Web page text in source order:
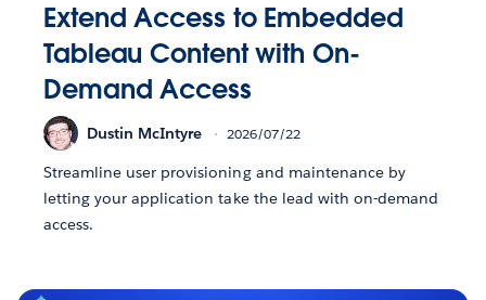
Extend Access to Embedded
Tableau Content with On-
Demand Access
Dustin McIntyre 2026/07/22
Streamline user provisioning and maintenance by
letting your application take the lead with on-demand
access.